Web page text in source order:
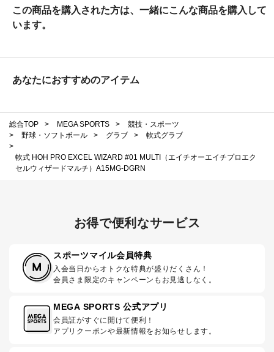
この商品を購入された方は、一緒にこんな商品を購入して
います。
あなたにおすすめのアイテム
総合TOP > MEGA SPORTS >
競技・スポーツ
>
野球・ソフトボール > グラブ >
軟式グラブ
>
軟式 HOH PRO EXCEL WIZARD #01 MULTI（エイチオーエイチプロエク
セルウィザードマルチ）A15MG-DGRN
お得で便利なサービス
スポーツマイル会員特典
入会当日からオトクな特典が盛りだくさん！
会員さま限定のキャンペーンもお見逃しなく。
MEGA SPORTS 公式アプリ
会員証がすぐに開けて便利！
アプリクーポンや最新情報をお知らせします。